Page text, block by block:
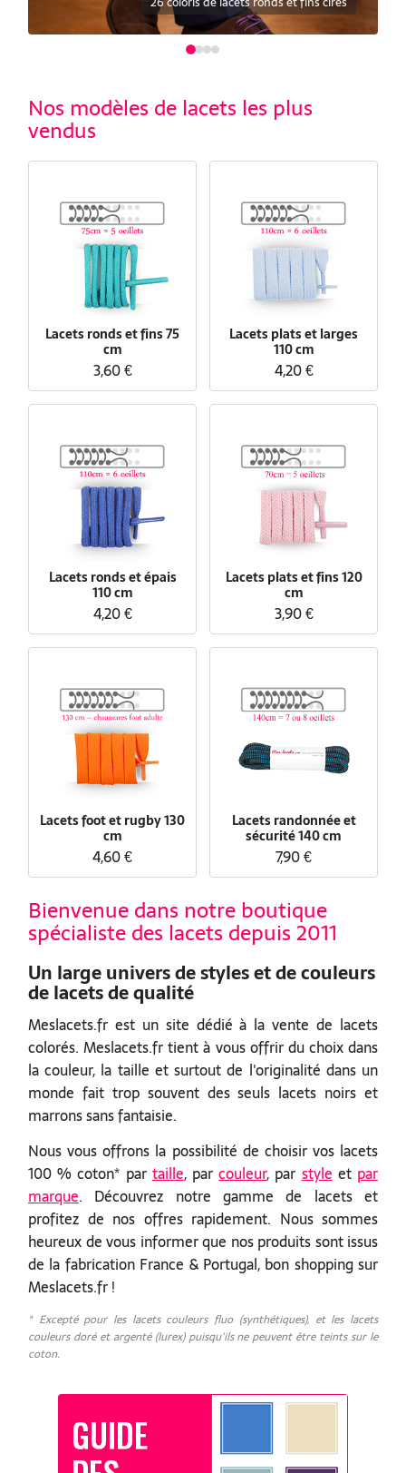
Nos modèles de lacets les plus
vendus
Lacets ronds et fins 75
cm
3,60 €
Lacets plats et larges
110 cm
4,20 €
Lacets ronds et épais
110 cm
4,20 €
Lacets plats et fins 120
cm
3,90 €
Lacets foot et rugby 130
cm
4,60 €
Lacets randonnée et
sécurité 140 cm
7,90 €
Bienvenue dans notre boutique
spécialiste des lacets depuis 2011
Un large univers de styles et de couleurs
de lacets de qualité
Meslacets.fr est un site dédié à la vente de lacets
colorés. Meslacets.fr tient à vous offrir du choix dans
la couleur, la taille et surtout de l'originalité dans un
monde fait trop souvent des seuls lacets noirs et
marrons sans fantaisie.
Nous vous offrons la possibilité de choisir vos lacets
100 % coton* par taille, parcouleur, par style et par
marque. Découvrez notre gamme de lacets et
profitez de nos offres rapidement. Nous sommes
heureux de vous informer que nos produits sont issus
de la fabrication France & Portugal, bon shopping sur
Meslacets.fr !
* Excepté pour les lacets couleurs fluo (synthétiques), et les lacets
couleurs doré et argenté (lurex) puisqu'ils ne peuvent être teints sur le
coton.